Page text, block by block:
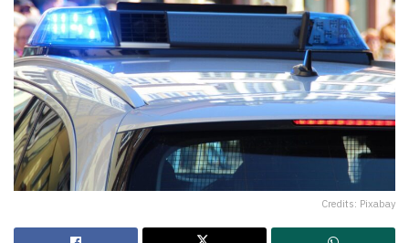
Credits: Pixabay